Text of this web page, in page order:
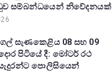
සම්බන්ධයෙන් නිවේදනයක්
සැණකෙළිය 08 සහ 09
පිටියේ දී: මෝටර් රථ
පොලිසියෙන්